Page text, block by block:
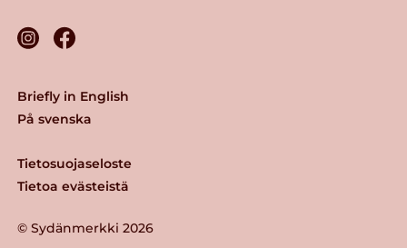
© Sydänmerkki 2026
Tietosuojaseloste
Tietoa evästeistä
Briefly in English
På svenska